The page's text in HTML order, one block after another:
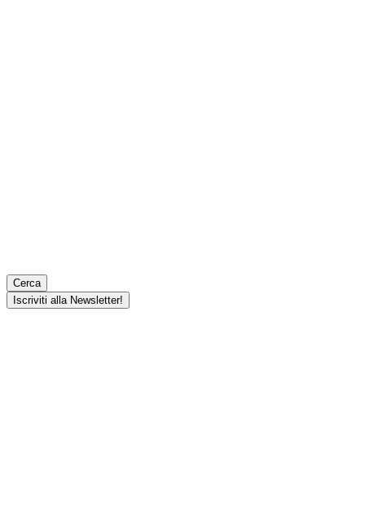
Cerca
Iscriviti alla Newsletter!